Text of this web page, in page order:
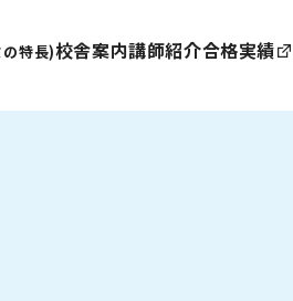
特長)校舎案内講師紹介合格実績